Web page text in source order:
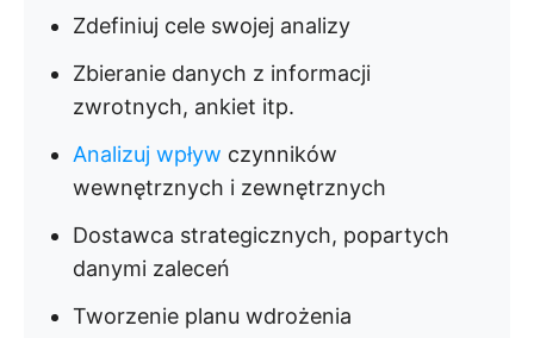
Zdefiniuj cele swojej analizy
Zbieranie danych z informacji
zwrotnych, ankiet itp.
Analizuj wpływ czynników
wewnętrznych i zewnętrznych
Dostawca strategicznych, popartych
danymi zaleceń
Tworzenie planu wdrożenia